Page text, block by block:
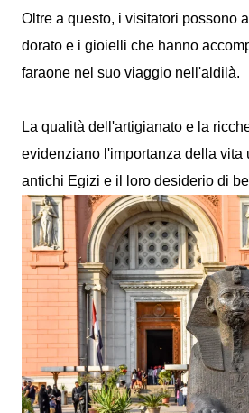
Oltre a questo, i visitatori possono
dorato e i gioielli che hanno
faraone nel suo viaggio nell'aldilà.
La qualità dell'artigianato e la
evidenziano l'importanza della vita
antichi Egizi e il loro desiderio di